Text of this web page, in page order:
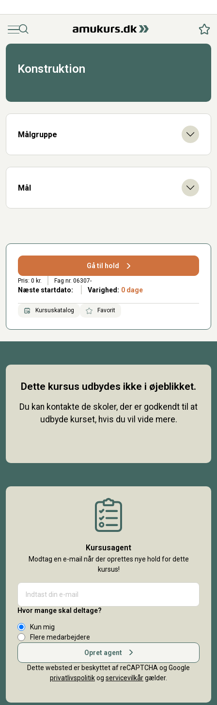
MenuSøg
Konstruktion
Målgruppe
Mål
Gå til hold
Pris: 0 kr. Fag nr. 06307-
Næste startdato: Varighed: 0 dage
Kursuskatalog Favorit
Dette kursus udbydes ikke i øjeblikket.
Du kan kontakte de skoler, der er godkendt til at
udbyde kurset, hvis du vil vide mere.
Kursusagent
Modtag en e-mail når der oprettes nye hold for dette
kursus!
Hvor mange skal deltage?
Kun mig
Flere medarbejdere
Opret agent
Dette websted er beskyttet af reCAPTCHA og Google
privatlivspolitikog servicevilkårgælder.